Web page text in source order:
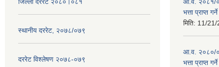
स्थानीय दररेट, २०७८/०७९
दररेट विश्लेषण २०७८-०७९
भत्ता प्राप्त
मिति: 11/21/
आ.व. २०८०/
भत्ता प्राप्त